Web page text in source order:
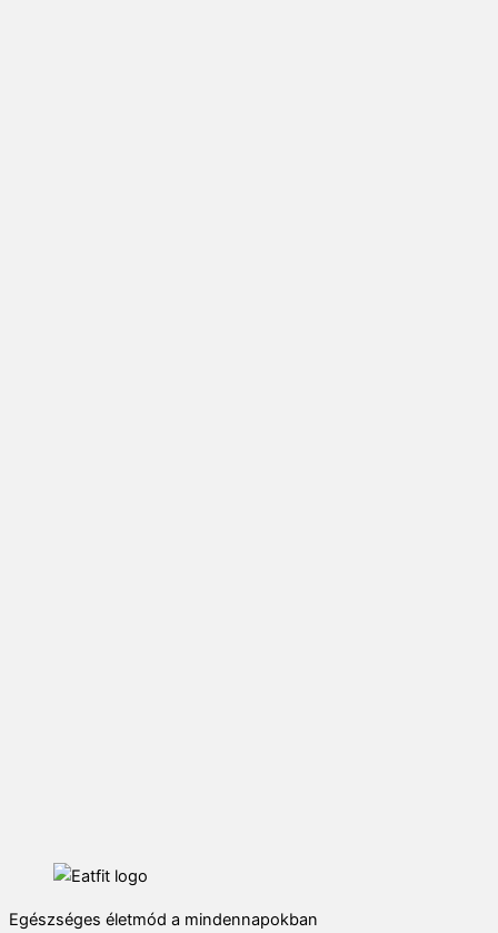
Egészséges életmód a mindennapokban